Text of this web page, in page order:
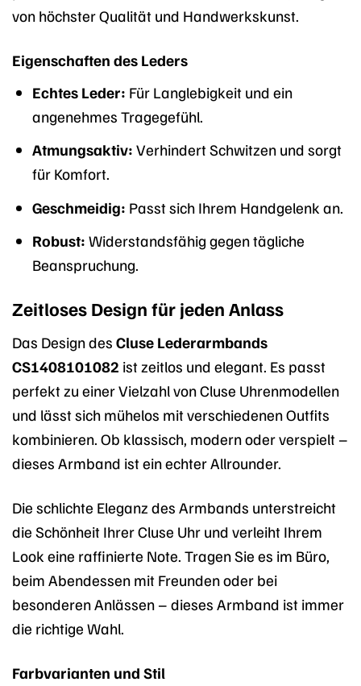
von höchster Qualität und Handwerkskunst.
Eigenschaften des Leders
Echtes Leder: Für Langlebigkeit und ein
angenehmes Tragegefühl.
Atmungsaktiv: Verhindert Schwitzen und sorgt
für Komfort.
Geschmeidig: Passt sich Ihrem Handgelenk an.
Robust: Widerstandsfähig gegen tägliche
Beanspruchung.
Zeitloses Design für jeden Anlass
Das Design des Cluse Lederarmbands
CS1408101082 ist zeitlos und elegant. Es passt
perfekt zu einer Vielzahl von Cluse Uhrenmodellen
und lässt sich mühelos mit verschiedenen Outfits
kombinieren. Ob klassisch, modern oder verspielt –
dieses Armband ist ein echter Allrounder.
Die schlichte Eleganz des Armbands unterstreicht
die Schönheit Ihrer Cluse Uhr und verleiht Ihrem
Look eine raffinierte Note. Tragen Sie es im Büro,
beim Abendessen mit Freunden oder bei
besonderen Anlässen – dieses Armband ist immer
die richtige Wahl.
Farbvarianten und Stil